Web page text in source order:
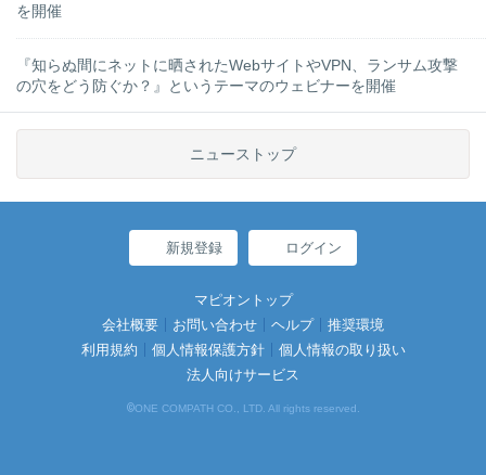
を開催
『知らぬ間にネットに晒されたWebサイトやVPN、ランサム攻撃
の穴をどう防ぐか？』というテーマのウェビナーを開催
ニューストップ
新規登録 ログイン
マピオントップ
会社概要
お問い合わせ ヘルプ
推奨環境
利用規約
個人情報保護方針
個人情報の取り扱い
法人向けサービス
©ONE COMPATH CO., LTD. All rights reserved.